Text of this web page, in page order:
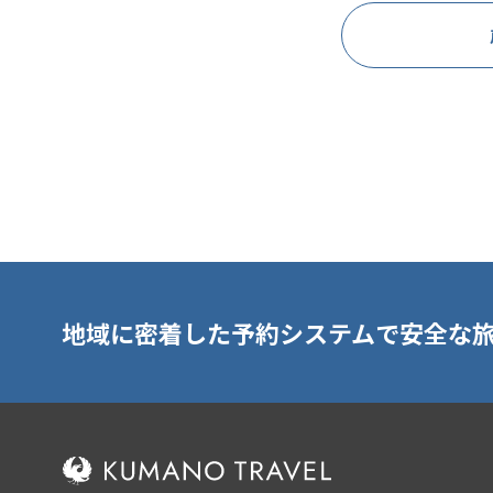
地域に密着した予約システムで安全な